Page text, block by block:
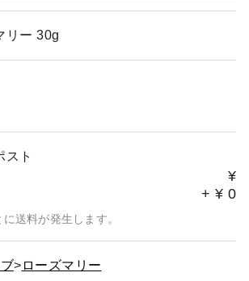
リー 30g
スト
¥
+ ¥ 0
送料が発生します。
ローズマリー